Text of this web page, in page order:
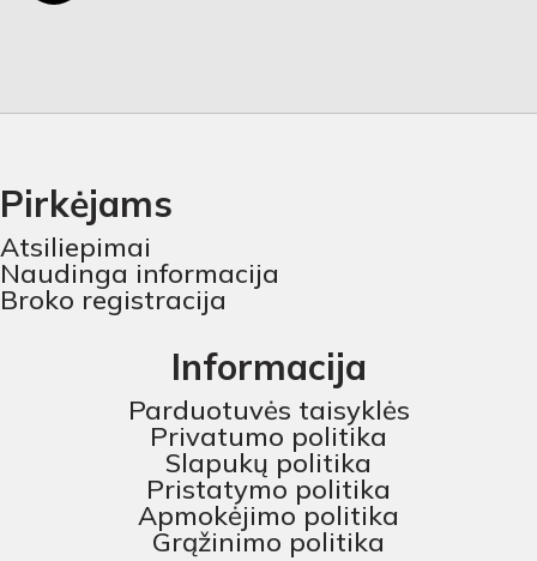
Pirkėjams
Atsiliepimai
Naudinga informacija
Broko registracija
Informacija
Parduotuvės taisyklės
Privatumo politika
Slapukų politika
Pristatymo politika
Apmokėjimo politika
Grąžinimo politika